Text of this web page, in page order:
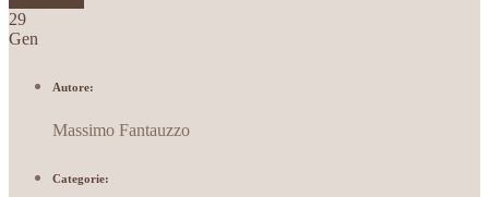
29
Gen
Autore:
Massimo Fantauzzo
Categorie: